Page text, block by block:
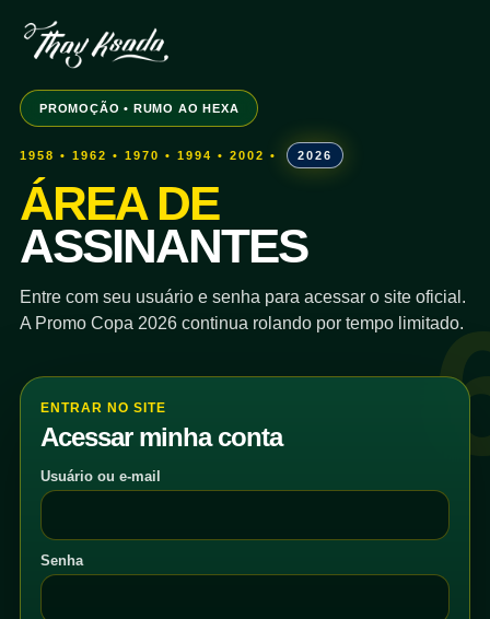
PROMOÇÃO • RUMO AO HEXA
1958 • 1962 • 1970 • 1994 • 2002 • 2026
ÁREA DE
ASSINANTES
Entre com seu usuário e senha para acessar o site oficial.
A Promo Copa 2026 continua rolando por tempo limitado.
ENTRAR NO SITE
Acessar minha conta
Usuário ou e-mail
Senha